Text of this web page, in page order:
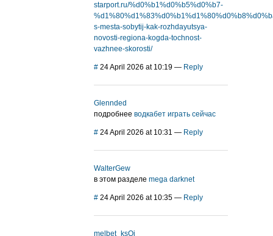
starport.ru/%d0%b1%d0%b5%d0%b7-
s-mesta-sobytij-kak-rozhdayutsya-
novosti-regiona-kogda-tochnost-
vazhnee-skorosti/
# 24 April 2026 at 10:19 — Reply
Glennded
подробнее водкабет играть сейчас
# 24 April 2026 at 10:31 — Reply
WalterGew
в этом разделе mega darknet
# 24 April 2026 at 10:35 — Reply
melbet_ksOi